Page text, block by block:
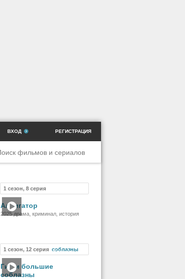
ВХОД РЕГИСТРАЦИЯ
1 сезон, 8 серия
Аллигатор
2025 драма, криминал, история
1 сезон, 12 серия Сериал
Гид и большие
соблазны